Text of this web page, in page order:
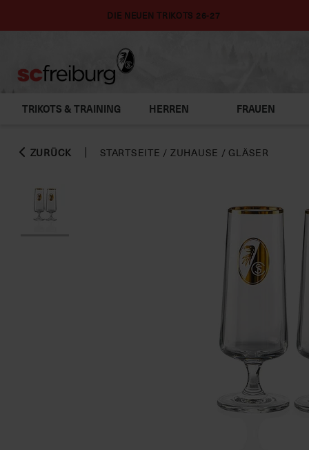
DIE NEUEN TRIKOTS 26-27
TRIKOTS & TRAINING HERREN FRAUEN
ZURÜCK STARTSEITE / ZUHAUSE / GLÄSER